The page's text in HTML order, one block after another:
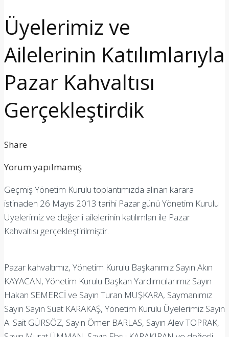
Üyelerimiz ve
Ailelerinin Katılımlarıyla
Pazar Kahvaltısı
Gerçekleştirdik
Share
Yorum yapılmamış
Geçmiş Yönetim Kurulu toplantımızda alınan karara
istinaden 26 Mayıs 2013 tarihi Pazar günü Yönetim Kurulu
Üyelerimiz ve değerli ailelerinin katılımları ile Pazar
Kahvaltısı gerçekleştirilmiştir.
Pazar kahvaltımız, Yönetim Kurulu Başkanımız Sayın Akın
KAYACAN, Yönetim Kurulu Başkan Yardımcılarımız Sayın
Hakan SEMERCİ ve Sayın Turan MUŞKARA, Saymanımız
Sayın Sayın Suat KARAKAŞ, Yönetim Kurulu Üyelerimiz Sayın
A. Sait GÜRSÖZ, Sayın Ömer BARLAS, Sayın Alev TOPRAK,